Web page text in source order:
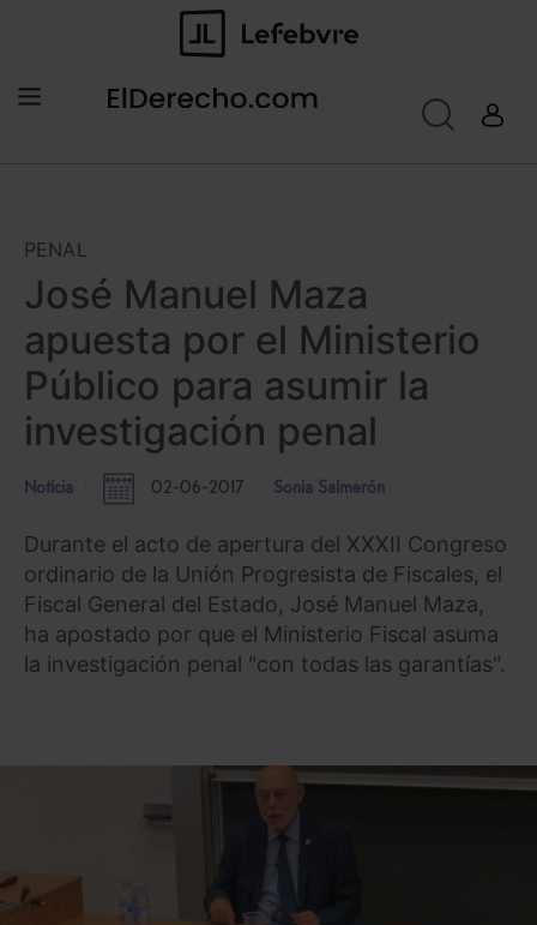
PENAL
José Manuel Maza
apuesta por el Ministerio
Público para asumir la
investigación penal
Noticia 02-06-2017 Sonia Salmerón
Durante el acto de apertura del XXXII Congreso
ordinario de la Unión Progresista de Fiscales, el
Fiscal General del Estado, José Manuel Maza,
ha apostado por que el Ministerio Fiscal asuma
la investigación penal "con todas las garantías".